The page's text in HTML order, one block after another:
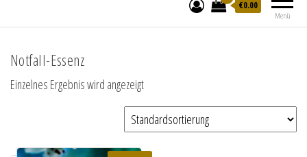
Menü
€0.00
Notfall-Essenz
Einzelnes Ergebnis wird angezeigt